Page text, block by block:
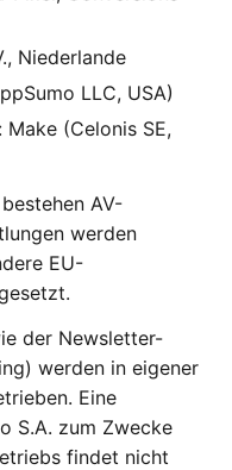
Niederlande
LLC, USA)
(Celonis SE,
AV-
werden
EU-
der Newsletter-
werden in eigener
Eine
S.A. zum Zwecke
findet nicht